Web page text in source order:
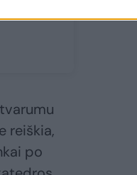
reiškia,
po